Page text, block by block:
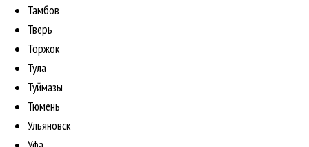
Тамбов
Тверь
Торжок
Тула
Туймазы
Тюмень
Ульяновск